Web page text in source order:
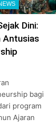
Dini:
Antusias
bagi
program
Ajaran